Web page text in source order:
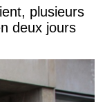
plusieurs
deux jours